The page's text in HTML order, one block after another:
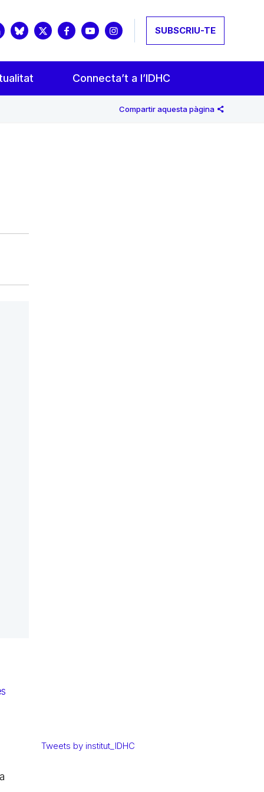
SUBSCRIU-TE
Connecta’t a l’IDHC
Compartir aquesta pàgina
Tweets by institut_IDHC